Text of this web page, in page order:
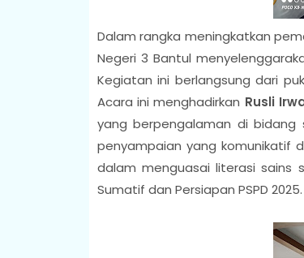
Dalam rangka meningkatkan
Negeri 3 Bantul
Kegiatan ini berlangsung dari
Acara ini menghadirkan Rusli
yang berpengalaman di
penyampaian yang komunikatif
dalam menguasai literasi sains
Sumatif dan Persiapan PSPD 2025.